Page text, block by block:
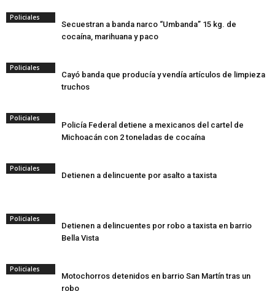
Policiales
Secuestran a banda narco “Umbanda” 15 kg. de
cocaína, marihuana y paco
Policiales
Cayó banda que producía y vendía artículos de limpieza
truchos
Policiales
Policía Federal detiene a mexicanos del cartel de
Michoacán con 2 toneladas de cocaína
Policiales
Detienen a delincuente por asalto a taxista
Policiales
Detienen a delincuentes por robo a taxista en barrio
Bella Vista
Policiales
Motochorros detenidos en barrio San Martín tras un
robo